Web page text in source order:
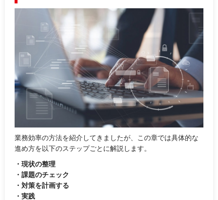
業務効率の方法を紹介してきましたが、この章では具体的な
進め方を以下のステップごとに解説します。
・現状の整理
・課題のチェック
・対策を計画する
・実践